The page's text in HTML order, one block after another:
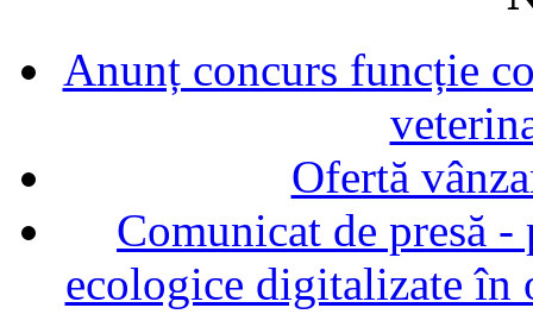
Anunț concurs funcție
Ofertă
Comunicat de presă
ecologice digitalizate în